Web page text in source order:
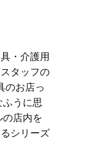
・介護用
タッフの
お店っ
ふうに思
店内を
シリーズ